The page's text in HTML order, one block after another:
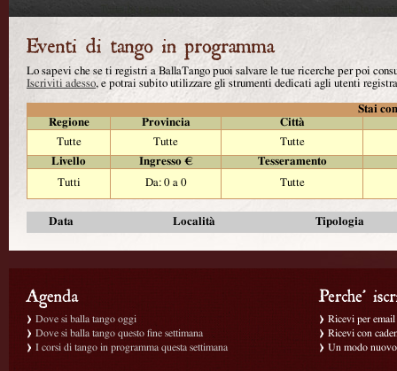
Lo sapevi che se ti registri a BallaTango puoi salvare le tue ricerche per poi
Iscriviti adesso, e potrai subito utilizzare gli strumenti dedicati agli utenti
Stai
Regione
Provincia
Città
Tutte
Tutte
Tutte
Livello
Ingresso €
Tesseramento
Tutti
Da: 0 a 0 Tutte
Data Località Tipologia
Dove si balla tango oggi
Dove si balla tango questo fine settimana
I corsi di tango in programma questa settimana
Ricevi per
Ricevi con
Un modo